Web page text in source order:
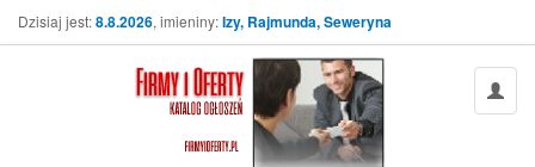
Dzisiaj jest:8.8.2026, imieniny:Izy, Rajmunda, Seweryna